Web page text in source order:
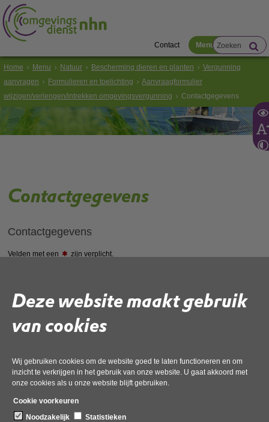
Deze website maakt gebruik
van cookies
Wij gebruiken cookies om de website goed te laten functioneren en om
inzicht te verkrijgen in het gebruik van onze website. U gaat akkoord met
onze cookies als u onze website blijft gebruiken.
Cookie voorkeuren
Noodzakelijk
Statistieken
Contact Menu
Home Menu Natuur Bescherming dieren en planten
Vergunning
aanvragen
Formulieren en toelichting
Aanvraagformulier
wijzigen/verlengen/intrekken omgevingsvergunning
Contactgegevens
Contactgegevens
Contactgegevens
Velden met een zijn verplicht.
legestabel is opgenomen voor welke besluiten u leges moet betalen en
welke tarieven er gelden. De legestabelvindt u op deze webpagina van
de provincie Noord-Holland
Voer hier de gegevens in van de persoon waarvoor u de aanvraag doet (als u
dat zelf bent, uw eigen gegevens).
Naam organisatie/bedrijf